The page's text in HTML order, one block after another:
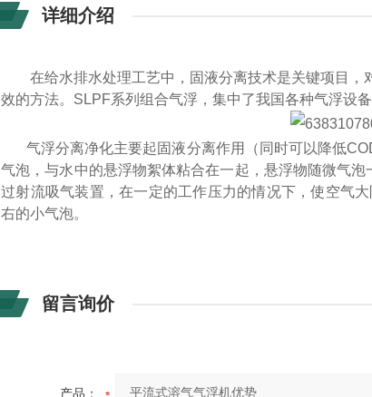
详细介绍
在给水排水处理工艺中，固液分离技术是关键项目，
效的方法。 SLPF系列组合气浮，集中了我国各种气浮设
气浮分离净化主要起固液分离作用（同时可以降低
气泡，与水中的悬浮物絮体粘合在一起，悬浮物随微气
过射流吸气装置，在一定的工作压力的情况下，使空气
右的小气泡。
留言询价
产品：